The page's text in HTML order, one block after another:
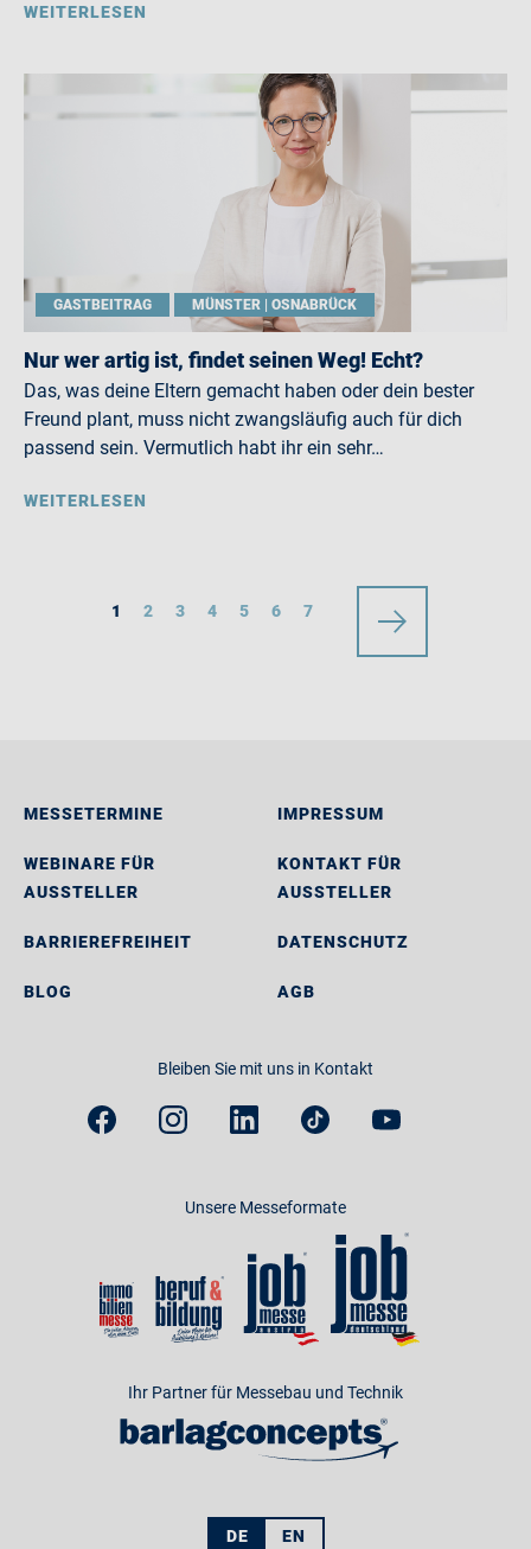
WEITERLESEN
GASTBEITRAG MÜNSTER | OSNABRÜCK
Nur wer artig ist, findet seinen Weg! Echt?
Das, was deine Eltern gemacht haben oder dein bester
Freund plant, muss nicht zwangsläufig auch für dich
passend sein. Vermutlich habt ihr ein sehr…
WEITERLESEN
1 2 3 4 5 6 7
MESSETERMINE
WEBINARE FÜR
AUSSTELLER
BARRIEREFREIHEIT
BLOG
IMPRESSUM
KONTAKT FÜR
AUSSTELLER
DATENSCHUTZ
AGB
Bleiben Sie mit uns in Kontakt
Unsere Messeformate
Ihr Partner für Messebau und Technik
DE EN